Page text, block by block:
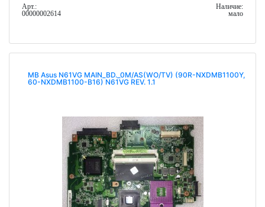
Арт.:
00000002614
Наличие:
мало
MB Asus N61VG MAIN_BD._0M/AS(WO/TV) (90R-NXDMB1100Y,
60-NXDMB1100-B16) N61VG REV. 1.1